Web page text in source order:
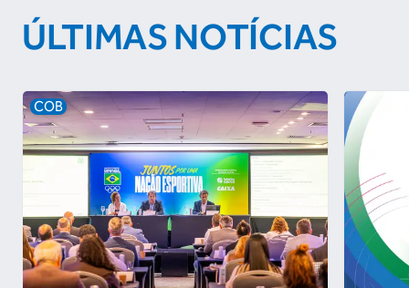
ÚLTIMAS NOTÍCIAS
COB